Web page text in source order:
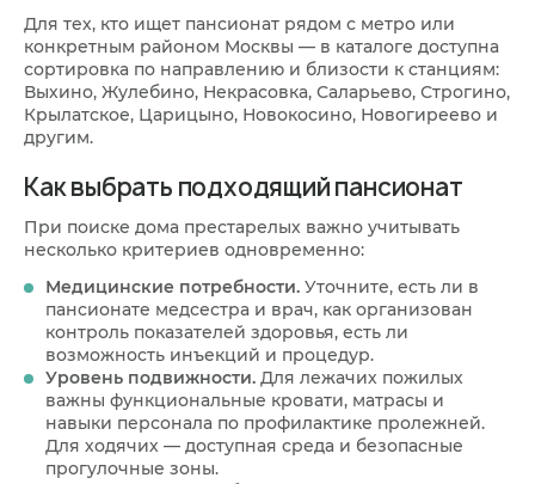
Для тех, кто ищет пансионат рядом с метро или
конкретным районом Москвы — в каталоге доступна
сортировка по направлению и близости к станциям:
Выхино, Жулебино, Некрасовка, Саларьево, Строгино,
Крылатское, Царицыно, Новокосино, Новогиреево и
другим.
Как выбрать подходящий пансионат
При поиске дома престарелых важно учитывать
несколько критериев одновременно:
Медицинские потребности. Уточните, есть ли в
пансионате медсестра и врач, как организован
контроль показателей здоровья, есть ли
возможность инъекций и процедур.
Уровень подвижности. Для лежачих пожилых
важны функциональные кровати, матрасы и
навыки персонала по профилактике пролежней.
Для ходячих — доступная среда и безопасные
прогулочные зоны.